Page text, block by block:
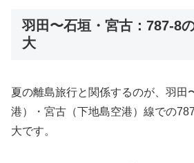
羽田〜石垣・宮古：787-8
大
夏の離島旅行と関係するのが、羽田
港）・宮古（下地島空港）線での
大です。